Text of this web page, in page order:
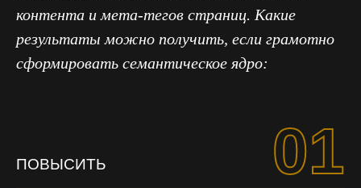
контента и мета-тегов страниц. Какие
результаты можно получить, если грамотно
сформировать семантическое ядро:
ПОВЫСИТЬ 01